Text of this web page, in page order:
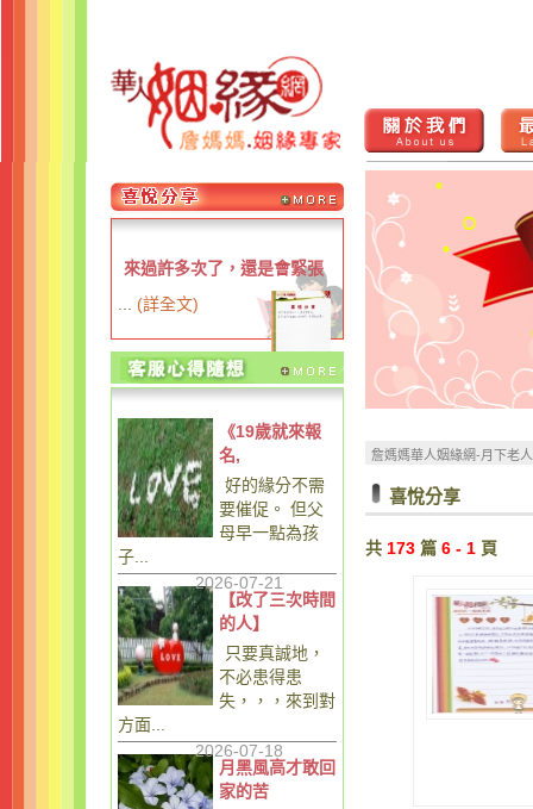
來過許多次了，還是會緊張
(詳全文)
《19歲就來報
名,
好的緣分不需
要催促。 但父
母早一點為孩
子...
2026-07-21
【改了三次時間
的人】
只要真誠地，
不必患得患
失，，，來到對
方面...
2026-07-18
月黑風高才敢回
家的苦
詹媽媽華人姻緣網-月下老
喜悅分享
共 173 篇 6 - 1 頁